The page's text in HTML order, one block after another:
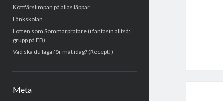
Köttfärslimpan på allas läppar
Länkskolan
Lotten som Sommarpratare (i fantasin alltså:
grupp på FB)
Vad ska du laga för mat idag? (Recept!)
Meta